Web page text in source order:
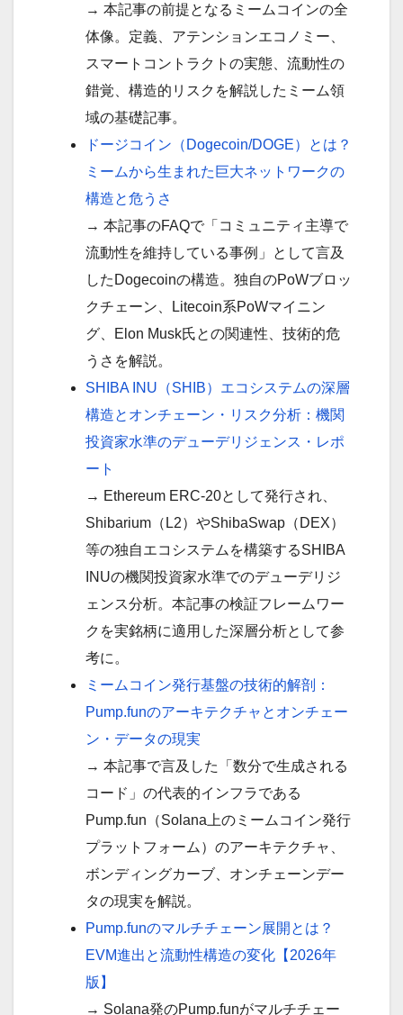
→ 本記事の前提となるミームコインの全
体像。定義、アテンションエコノミー、
スマートコントラクトの実態、流動性の
錯覚、構造的リスクを解説したミーム領
域の基礎記事。
ドージコイン（Dogecoin/DOGE）とは？
ミームから生まれた巨大ネットワークの
構造と危うさ
→ 本記事のFAQで「コミュニティ主導で
流動性を維持している事例」として言及
したDogecoinの構造。独自のPoWブロッ
クチェーン、Litecoin系PoWマイニン
グ、Elon Musk氏との関連性、技術的危
うさを解説。
SHIBA INU（SHIB）エコシステムの深層
構造とオンチェーン・リスク分析：機関
投資家水準のデューデリジェンス・レポ
ート
→ Ethereum ERC-20として発行され、
Shibarium（L2）やShibaSwap（DEX）
等の独自エコシステムを構築するSHIBA
INUの機関投資家水準でのデューデリジ
ェンス分析。本記事の検証フレームワー
クを実銘柄に適用した深層分析として参
考に。
ミームコイン発行基盤の技術的解剖：
Pump.funのアーキテクチャとオンチェー
ン・データの現実
→ 本記事で言及した「数分で生成される
コード」の代表的インフラである
Pump.fun（Solana上のミームコイン発行
プラットフォーム）のアーキテクチャ、
ボンディングカーブ、オンチェーンデー
タの現実を解説。
Pump.funのマルチチェーン展開とは？
EVM進出と流動性構造の変化【2026年
版】
→ Solana発のPump.funがマルチチェー